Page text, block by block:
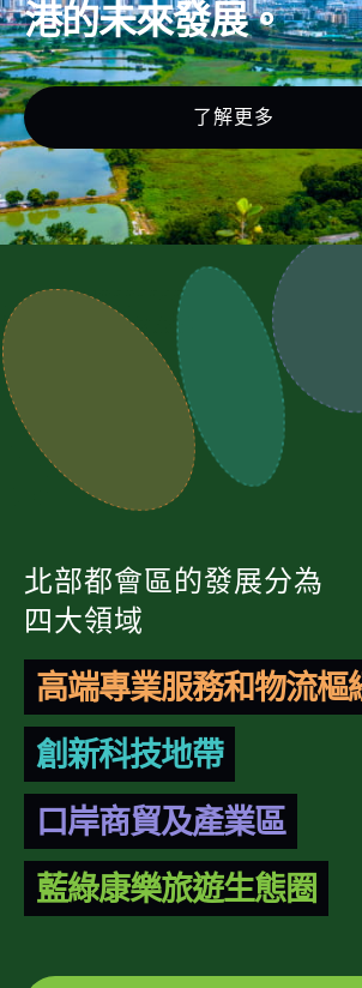
港的未來發展。
了解更多
北部都會區的發展分為
四大領域
高端專業服務和物流樞
創新科技地帶
口岸商貿及產業區
藍綠康樂旅遊生態圈